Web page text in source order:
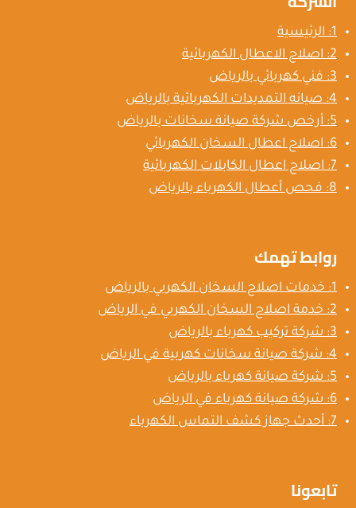
1: الرئيسية
2: اصلاح الاعطال الكهربائية
3: فني كهربائي بالرياض
4: صيانه التمديدات الكهربائية بالرياض
5: أرخص شركة صيانة سخانات بالرياض
6: اصلاح اعطال السخان الكهربائي
7: اصلاح اعطال الكابلات الكهربائية
8: فحص أعطال الكهرباء بالرياض
روابط تهمك
1: خدمات اصلاح السخان الكهربي بالرياض
2: خدمة اصلاح السخان الكهربي في الرياض
3: شركة تركيب كهرباء بالرياض
4: شركة صيانة سخانات كهربية في الرياض
5: شركة صيانة كهرباء بالرياض
6: شركة صيانة كهرباء في الرياض
7: أحدث جهاز كشف التماس الكهرباء
تابعونا